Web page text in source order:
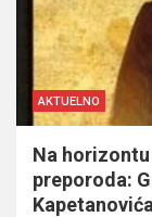
AKTUELNO
Na
preporoda: